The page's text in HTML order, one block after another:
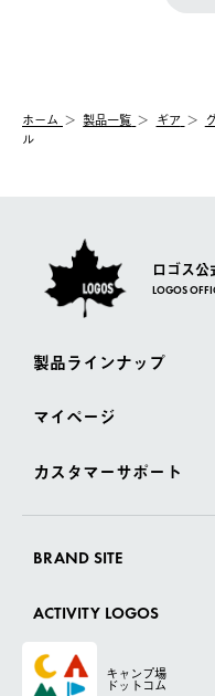
【配送業者】
佐川急便にて配送されます
一度お手元の商品を返品い
ホーム 製品一覧 ギア
ル
ロゴス
LOGOS
製品ラインナップ
マイページ
カスタマーサポート
BRAND SITE
ACTIVITY LOGOS
キャンプ場
ドットコム